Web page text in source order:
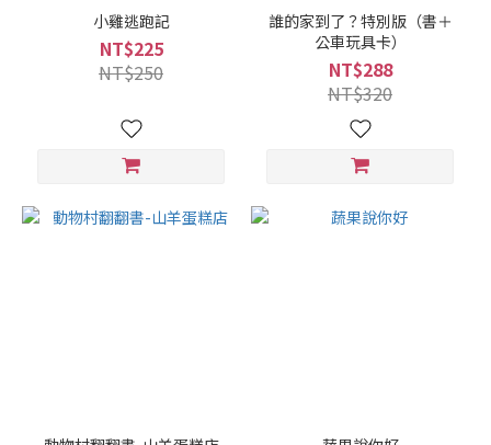
小雞逃跑記
NT$225
NT$250
誰的家到了？特別版（書＋
公車玩具卡）
NT$288
NT$320